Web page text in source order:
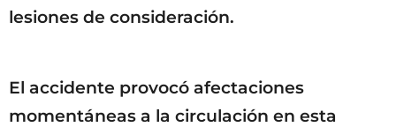
lesiones de consideración.
El accidente provocó afectaciones
momentáneas a la circulación en esta